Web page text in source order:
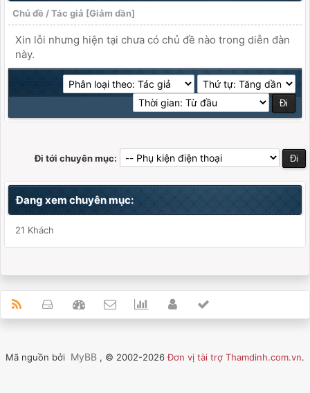
Chủ đề /Tác giả [Giảm dần]
Xin lỗi nhưng hiện tại chưa có chủ đề nào trong diễn đàn
này.
Đi tới chuyên mục:
Đang xem chuyên mục:
21 Khách
Mã nguồn bởi MyBB , © 2002-2026Đơn vị tài trợ Thamdinh.com.vn.